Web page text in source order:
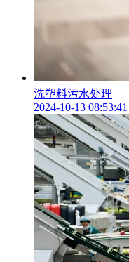
洗塑料污水处理
2024-10-13 08:53:41